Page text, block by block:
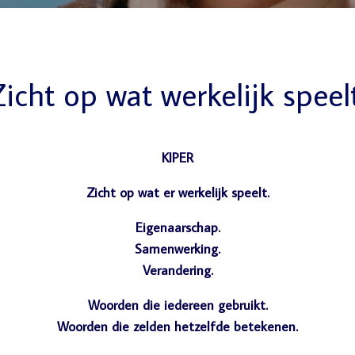
op wat werkelijk
KIPER
Zicht op wat er werkelijk speelt.
Eigenaarschap.
Samenwerking.
Verandering.
Woorden die iedereen gebruikt.
Woorden die zelden hetzelfde betekenen.